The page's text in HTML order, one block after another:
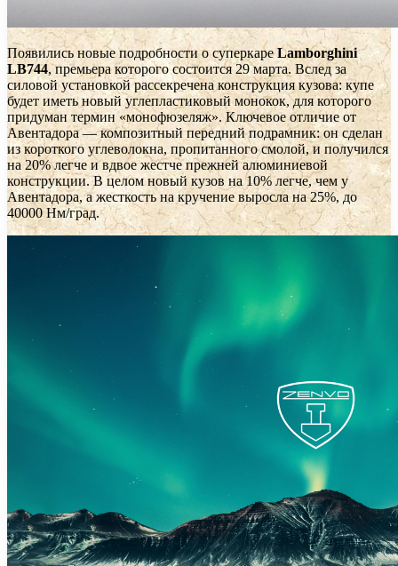
Появились новые подробности о суперкареLamborghini
LB744, премьера которого состоится 29 марта. Вслед за
силовой установкой рассекречена конструкция кузова: купе
будет иметь новый углепластиковый монокок, для которого
придуман термин «монофюзеляж». Ключевое отличие от
Авентадора — композитный передний подрамник: он сделан
из короткого углеволокна, пропитанного смолой, и получился
на 20% легче и вдвое жестче прежней алюминиевой
конструкции. В целом новый кузов на 10% легче, чем у
Авентадора, а жесткость на кручение выросла на 25%, до
40000 Нм/град.